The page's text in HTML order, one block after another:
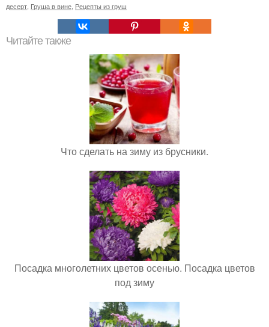
десерт Груша в вине Рецепты из груш
Читайте также
Что сделать на зиму из брусники.
Посадка многолетних цветов осенью. Посадка цветов
под зиму